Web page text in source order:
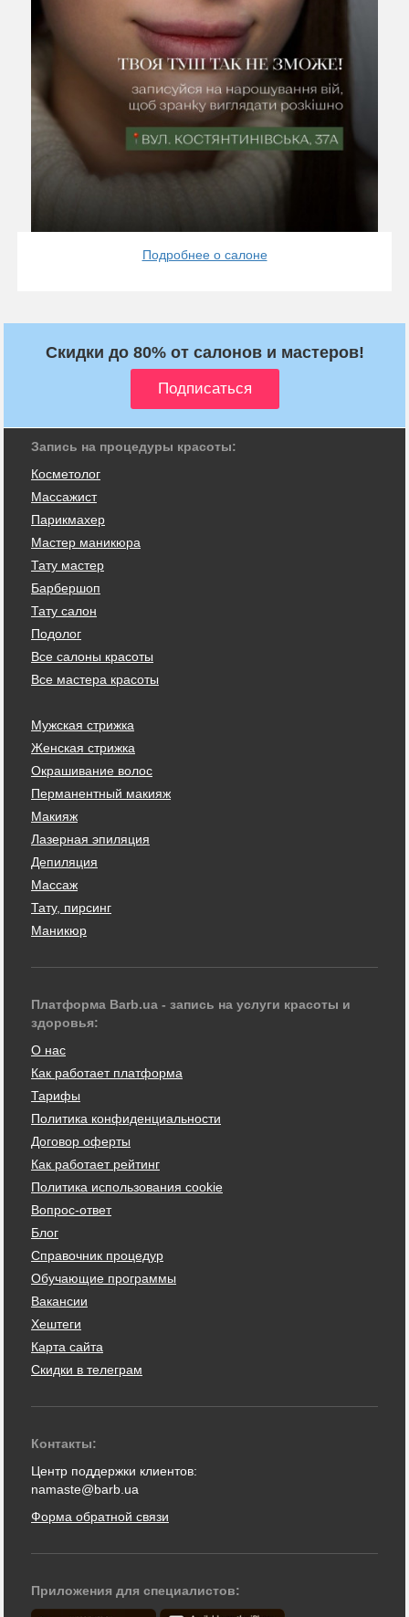
Подробнее о салоне
Скидки до 80% от салонов и мастеров!
Запись на процедуры красоты:
Косметолог
Массажист
Парикмахер
Мастер маникюра
Тату мастер
Барбершоп
Тату салон
Подолог
Все салоны красоты
Все мастера красоты
Мужская стрижка
Женская стрижка
Окрашивание волос
Перманентный макияж
Макияж
Лазерная эпиляция
Депиляция
Массаж
Тату, пирсинг
Маникюр
Платформа Barb.ua - запись на услуги красоты и
здоровья:
О нас
Как работает платформа
Тарифы
Политика конфиденциальности
Договор оферты
Как работает рейтинг
Политика использования cookie
Вопрос-ответ
Блог
Справочник процедур
Обучающие программы
Вакансии
Хештеги
Карта сайта
Скидки в телеграм
Контакты:
Центр поддержки клиентов:
namaste@barb.ua
Форма обратной связи
Приложения для специалистов: